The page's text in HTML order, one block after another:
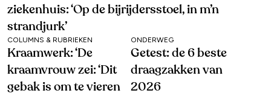
ziekenhuis: ‘Op de bijrijdersstoel, in m’n
strandjurk’
COLUMNS & RUBRIEKEN
Kraamwerk: ‘De
kraamvrouw zei: ‘Dit
gebak is om te vieren
ONDERWEG
Getest: de 6 beste
draagzakken van
2026